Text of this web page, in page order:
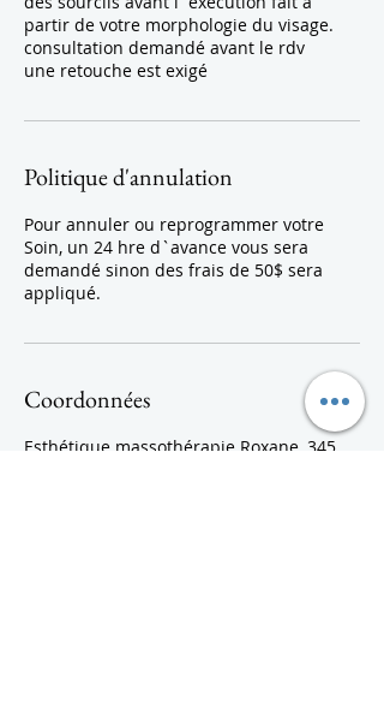
partir de votre morphologie du visage.
consultation demandé avant le rdv
une retouche est exigé
Politique d'annulation
Pour annuler ou reprogrammer votre
Soin, un 24 hre d`avance vous sera
demandé sinon des frais de 50$ sera
appliqué.
Coordonnées
Esthétique massothérapie Roxane, 345